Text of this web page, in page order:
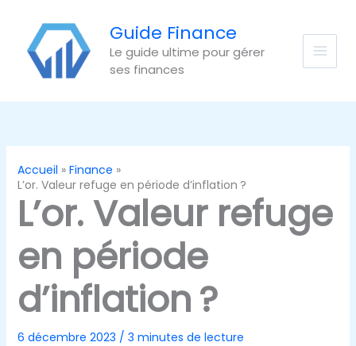
contenu
Guide Finance
Le guide ultime pour gérer
ses finances
Accueil
Finance
L’or. Valeur refuge en période d’inflation ?
L’or. Valeur refuge
en période
d’inflation ?
6 décembre 2023 / 3 minutes de lecture